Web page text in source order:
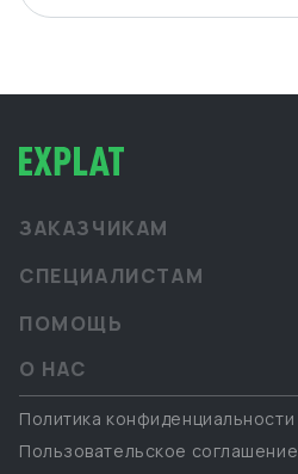
ЗАКАЗЧИКАМ
СПЕЦИАЛИСТАМ
ПОМОЩЬ
О НАС
Политика конфиденциальности
Пользовательское соглашение